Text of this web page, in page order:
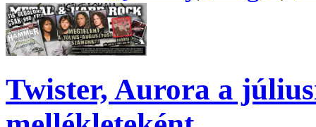
Twister, Aurora a